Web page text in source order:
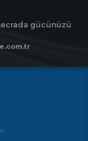
gücünüzü